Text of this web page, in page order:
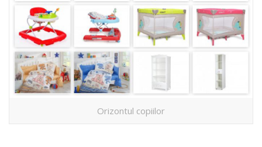
Orizontul copiilor